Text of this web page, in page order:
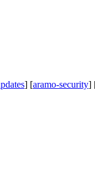
] [aramo-security]